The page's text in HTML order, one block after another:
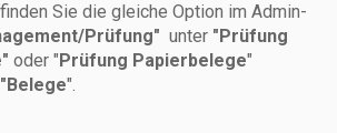
Sie die gleiche Option im Admin-
Prüfung" unter "Prüfung
oder "Prüfung Papierbelege"
"Belege".